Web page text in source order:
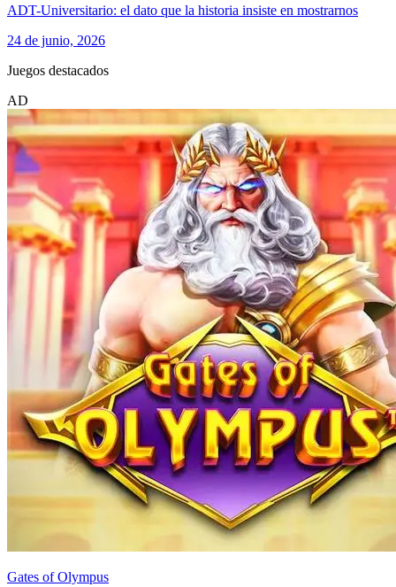
ADT-Universitario: el dato que la historia insiste en mostrarnos
24 de junio, 2026
Juegos destacados
AD
Gates of Olympus